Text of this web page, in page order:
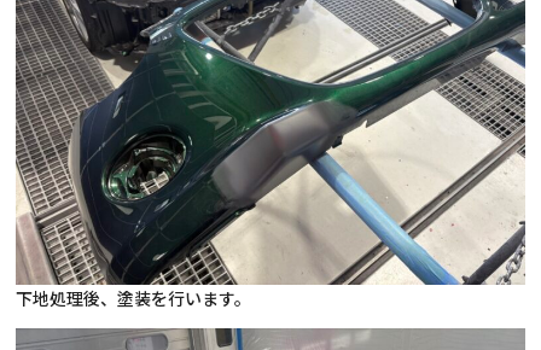
下地処理後、塗装を行います。